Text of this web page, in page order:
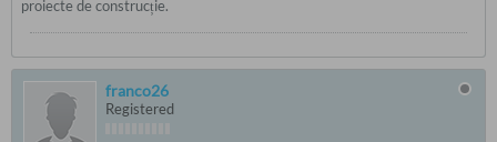
proiecte de construcție.
franco26
Registered